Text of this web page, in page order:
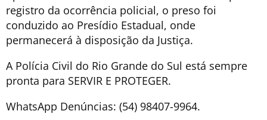
registro da ocorrência policial, o preso foi
conduzido ao Presídio Estadual, onde
permanecerá à disposição da Justiça.
A Polícia Civil do Rio Grande do Sul está sempre
pronta para SERVIR E PROTEGER.
WhatsApp Denúncias: (54) 98407-9964.